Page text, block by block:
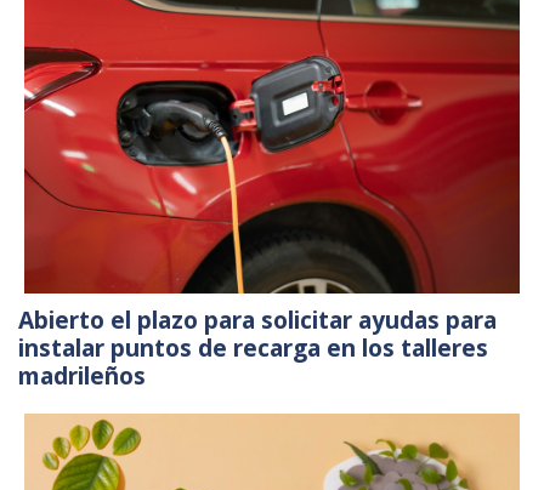
Abierto el plazo para solicitar ayudas para
instalar puntos de recarga en los talleres
madrileños